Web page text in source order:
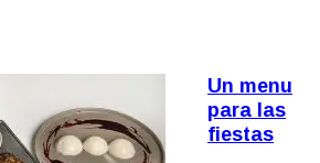
Un menu
para las
fiestas